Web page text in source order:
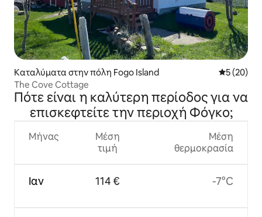
Καταλύματα στην πόλη Fogo Island Μέση
5 (20)
The Cove Cottage
Πότε είναι η καλύτερη περίοδος για να
επισκεφτείτε την περιοχή Φόγκο;
Μήνας
Ιαν
Μέση
τιμή
114 €
Μέση
θερμοκρασία
-7°C